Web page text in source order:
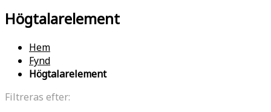
Högtalarelement
Hem
Fynd
Högtalarelement
Filtreras efter: